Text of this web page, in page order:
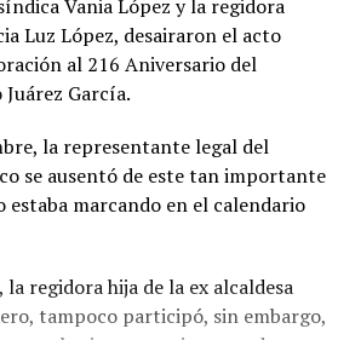
Vania López y la regidora
Luz López, desairaron el acto
al 216 Aniversario del
García.
la representante legal del
se ausentó de este tan importante
estaba marcando en el calendario
regidora hija de la ex alcaldesa
tampoco participó, sin embargo,